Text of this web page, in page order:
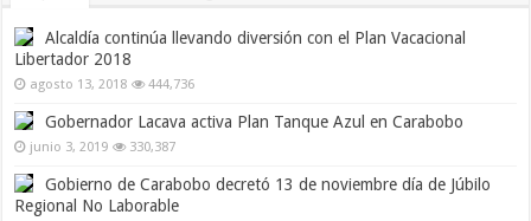
Alcaldía continúa llevando diversión con el Plan Vacacional
Libertador 2018
agosto 13, 2018 444,736
Gobernador Lacava activa Plan Tanque Azul en Carabobo
junio 3, 2019 330,387
Gobierno de Carabobo decretó 13 de noviembre día de Júbilo
Regional No Laborable